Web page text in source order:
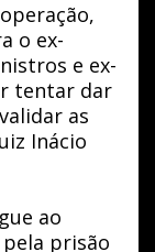
o ex-
e ex-
tentar dar
as
Inácio
ao
prisão